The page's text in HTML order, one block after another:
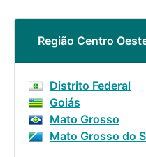
Região Centro
Distrito Federal
Goiás
Mato Grosso
Mato Grosso do